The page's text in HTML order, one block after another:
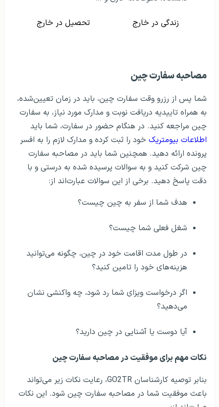
زندگی در خارج تحصیل در خارج
مصاحبه سفارت چین
شما پس از رزرو وقت سفارت چین، باید در زمان تعیین‌شده،
به همراه تاییدیه دریافت نوبت و مدارک مورد نیاز، به سفارت
چین مراجعه کنید. در هنگام حضور در سفارت، شما باید
اطلاعات بیومتریک خود را ثبت کرده و مدارک لازم را به افسر
پرونده ارائه دهید. همچنین شما باید در مصاحبه سفارت
چین شرکت کنید و به سوالات پرسیده شده به درستی و با
دقت پاسخ دهید. برخی از این سوالات عبارت‌اند از:
هدف شما از سفر به چین چیست؟
شغل فعلی شما چیست؟
در طول مدت اقامت خود در چین، چگونه می‌توانید
هزینه‌های خود را تامین کنید؟
اگر درخواست ویزای شما رد شود، چه واکنشی نشان
می‌دهید؟
آیا دوست یا آشنایی در چین دارید؟
نکات مهم برای موفقیت در مصاحبه سفارت چین
بنابر توصیه کارشناسان GO2TR، رعایت نکات زیر می‌تواند
باعث موفقیت شما در مصاحبه سفارت چین شود. این نکات